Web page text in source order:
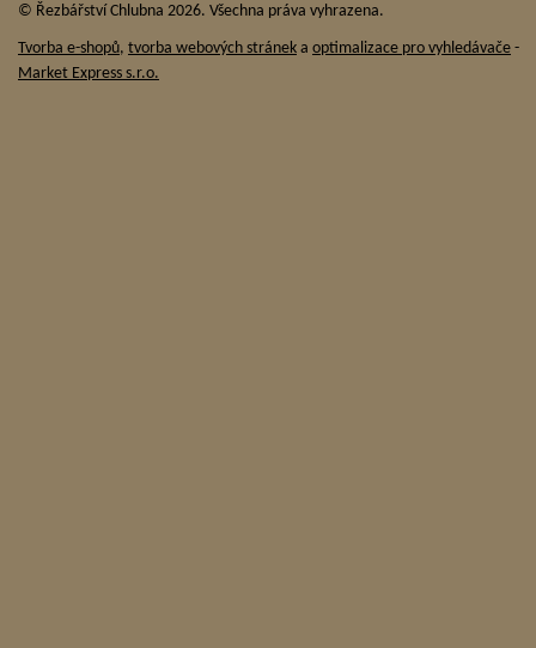
© Řezbářství Chlubna 2026. Všechna práva vyhrazena.
Tvorba e-shopů, tvorba webových stránek a optimalizace pro vyhledávače -
Market Express s.r.o.